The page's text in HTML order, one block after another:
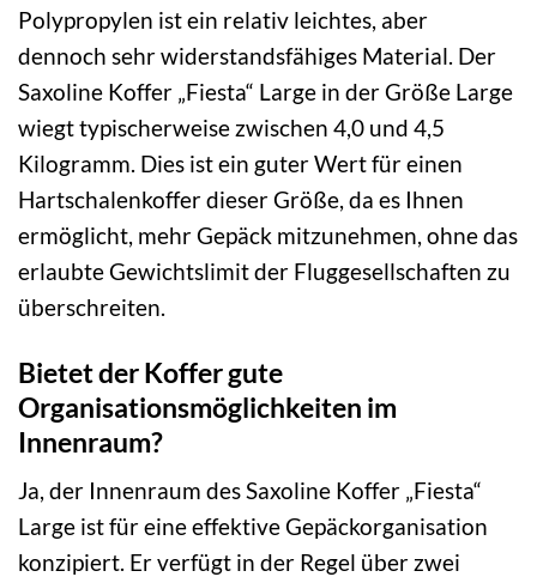
Polypropylen ist ein relativ leichtes, aber
dennoch sehr widerstandsfähiges Material. Der
Saxoline Koffer „Fiesta“ Large in der Größe Large
wiegt typischerweise zwischen 4,0 und 4,5
Kilogramm. Dies ist ein guter Wert für einen
Hartschalenkoffer dieser Größe, da es Ihnen
ermöglicht, mehr Gepäck mitzunehmen, ohne das
erlaubte Gewichtslimit der Fluggesellschaften zu
überschreiten.
Bietet der Koffer gute
Organisationsmöglichkeiten im
Innenraum?
Ja, der Innenraum des Saxoline Koffer „Fiesta“
Large ist für eine effektive Gepäckorganisation
konzipiert. Er verfügt in der Regel über zwei